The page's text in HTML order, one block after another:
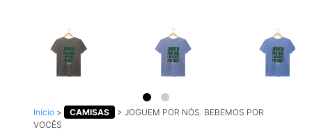
Início > CAMISAS > JOGUEM POR NÓS. BEBEMOS POR
VOCÊS